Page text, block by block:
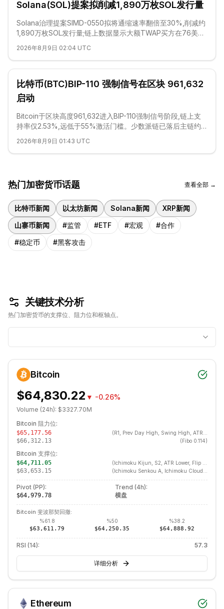
Solana(SOL)提案拟削减1,890万枚SOL发行量
Solana治理提案SIMD-0550拟将通缩速率翻倍至30%,削减约
1,890万枚SOL发行量;链上数据显示大额TWAP买方在76美元
2026年8月9日 02:04 UTC
比特币(BTC)BIP-110 强制信号在区块 961,632
启动
Bitcoin于区块高度961,632进入BIP-110强制信号阶段,链上支
持率仅2.53%,远低于55%激活门槛。少数派链已落后主链约
2026年8月9日 01:43 UTC
热门加密货币话题 查看全部 →
比特币新闻 以太坊新闻 Solana新闻
XRP新闻
山寨币新闻
#监管 #ETF #宏观 #合作
#稳定币 #黑客攻击
关键技术分析
热门加密货币的支撑位、阻力位和枢轴点。
Bitcoin
$64,830.22 ▼ -0.26%
Volume (24h): $3327.70M
Bitcoin 阻力位:
$65,177.56 (R1, Prev Day High, Swing High, ATR Upper, BB Upper
$66,312.13 (Fibo 0.114)
Bitcoin 支撑位:
$64,711.05 (Ichimoku Kijun, S2, ATR Lower, Flip R→S, Fibo 0.382, LVN, BB Middle, SMA 20, Prev Day Low, EMA 20, POC
$63,653.15 (Ichimoku Senkou A, Ichimoku Cloud Bottom, Fibo 0.618
Pivot (PP):
$64,979.78
Trend (4h):
横盘
Bitcoin 斐波那契回撤:
%61.8
$63,611.79
%50
$64,250.35
%38.2
$64,888.92
RSI (14): 57.3
详细分析
Ethereum